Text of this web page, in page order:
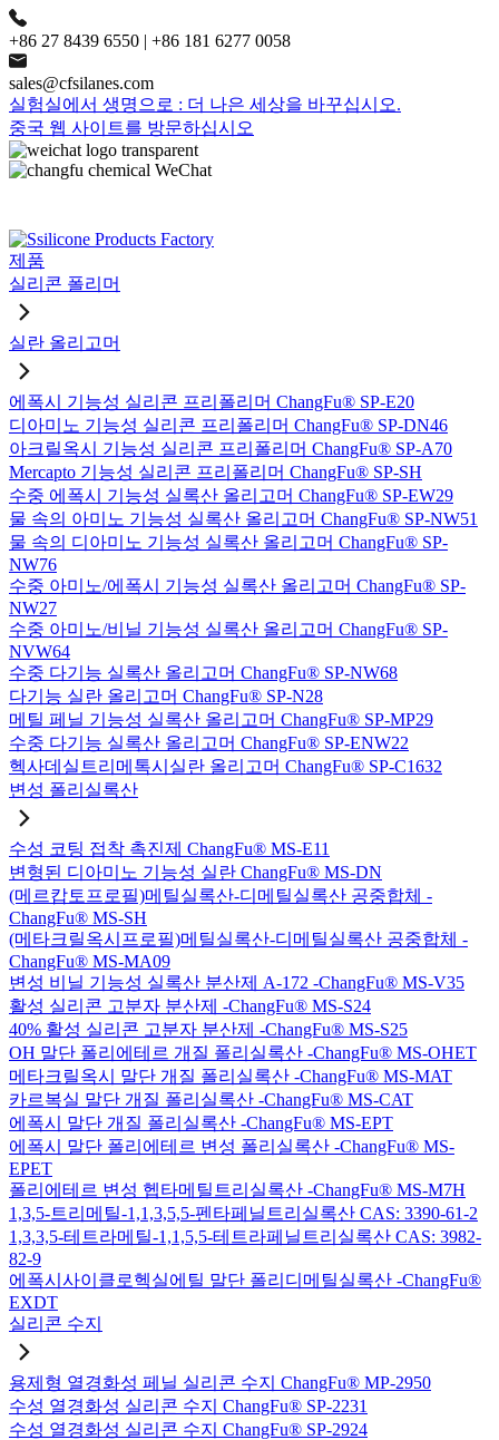
+86 27 8439 6550 | +86 181 6277 0058
sales@cfsilanes.com
실험실에서 생명으로 : 더 나은 세상을 바꾸십시오.
중국 웹 사이트를 방문하십시오
제품
실리콘 폴리머
실란 올리고머
에폭시 기능성 실리콘 프리폴리머 ChangFu® SP-E20
디아미노 기능성 실리콘 프리폴리머 ChangFu® SP-DN46
아크릴옥시 기능성 실리콘 프리폴리머 ChangFu® SP-A70
Mercapto 기능성 실리콘 프리폴리머 ChangFu® SP-SH
수중 에폭시 기능성 실록산 올리고머 ChangFu® SP-EW29
물 속의 아미노 기능성 실록산 올리고머 ChangFu® SP-NW51
물 속의 디아미노 기능성 실록산 올리고머 ChangFu® SP-
NW76
수중 아미노/에폭시 기능성 실록산 올리고머 ChangFu® SP-
NW27
수중 아미노/비닐 기능성 실록산 올리고머 ChangFu® SP-
NVW64
수중 다기능 실록산 올리고머 ChangFu® SP-NW68
다기능 실란 올리고머 ChangFu® SP-N28
메틸 페닐 기능성 실록산 올리고머 ChangFu® SP-MP29
수중 다기능 실록산 올리고머 ChangFu® SP-ENW22
헥사데실트리메톡시실란 올리고머 ChangFu® SP-C1632
변성 폴리실록산
수성 코팅 접착 촉진제 ChangFu® MS-E11
변형된 디아미노 기능성 실란 ChangFu® MS-DN
(메르캅토프로필)메틸실록산-디메틸실록산 공중합체 -
ChangFu® MS-SH
(메타크릴옥시프로필)메틸실록산-디메틸실록산 공중합체 -
ChangFu® MS-MA09
변성 비닐 기능성 실록산 분산제 A-172 -ChangFu® MS-V35
활성 실리콘 고분자 분산제 -ChangFu® MS-S24
40% 활성 실리콘 고분자 분산제 -ChangFu® MS-S25
OH 말단 폴리에테르 개질 폴리실록산 -ChangFu® MS-OHET
메타크릴옥시 말단 개질 폴리실록산 -ChangFu® MS-MAT
카르복실 말단 개질 폴리실록산 -ChangFu® MS-CAT
에폭시 말단 개질 폴리실록산 -ChangFu® MS-EPT
에폭시 말단 폴리에테르 변성 폴리실록산 -ChangFu® MS-
EPET
폴리에테르 변성 헵타메틸트리실록산 -ChangFu® MS-M7H
1,3,5-트리메틸-1,1,3,5,5-펜타페닐트리실록산 CAS: 3390-61-2
1,3,3,5-테트라메틸-1,1,5,5-테트라페닐트리실록산 CAS: 3982-
82-9
에폭시사이클로헥실에틸 말단 폴리디메틸실록산 -ChangFu®
EXDT
실리콘 수지
용제형 열경화성 페닐 실리콘 수지 ChangFu® MP-2950
수성 열경화성 실리콘 수지 ChangFu® SP-2231
수성 열경화성 실리콘 수지 ChangFu® SP-2924